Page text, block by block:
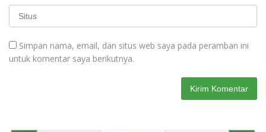
Simpan nama, email, dan situs web saya pada peramban ini
untuk komentar saya berikutnya.